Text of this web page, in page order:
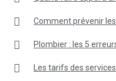
Comment prévenir
Plombier : les 5
Les tarifs des